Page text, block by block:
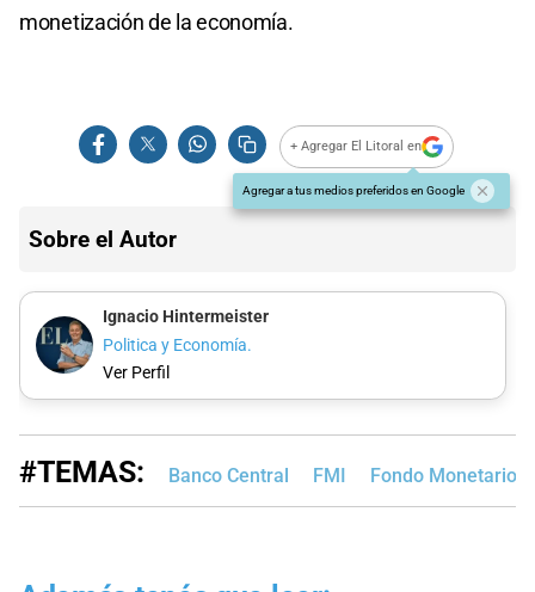
monetización de la economía.
+ Agregar El Litoral en
Agregar a tus medios preferidos en Google
Sobre el Autor
Ignacio Hintermeister
Politica y Economía.
Ver Perfil
#TEMAS: Banco Central FMI Fondo Monetario